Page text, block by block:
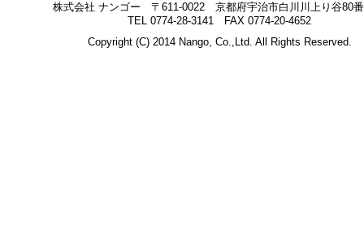
株式会社 ナンゴー 〒611-0022 京都府宇治市白川川上り谷80
TEL 0774-28-3141 FAX 0774-20-4652
Copyright (C) 2014 Nango, Co.,Ltd. All Rights Reserved.